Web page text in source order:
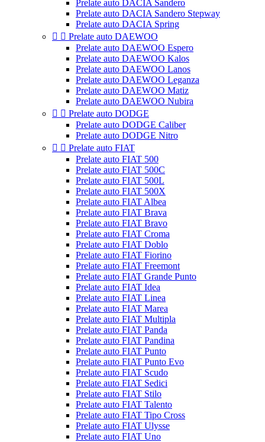
Prelate auto DACIA Sandero
Prelate auto DACIA Sandero Stepway
Prelate auto DACIA Spring
  Prelate auto DAEWOO
Prelate auto DAEWOO Espero
Prelate auto DAEWOO Kalos
Prelate auto DAEWOO Lanos
Prelate auto DAEWOO Leganza
Prelate auto DAEWOO Matiz
Prelate auto DAEWOO Nubira
  Prelate auto DODGE
Prelate auto DODGE Caliber
Prelate auto DODGE Nitro
  Prelate auto FIAT
Prelate auto FIAT 500
Prelate auto FIAT 500C
Prelate auto FIAT 500L
Prelate auto FIAT 500X
Prelate auto FIAT Albea
Prelate auto FIAT Brava
Prelate auto FIAT Bravo
Prelate auto FIAT Croma
Prelate auto FIAT Doblo
Prelate auto FIAT Fiorino
Prelate auto FIAT Freemont
Prelate auto FIAT Grande Punto
Prelate auto FIAT Idea
Prelate auto FIAT Linea
Prelate auto FIAT Marea
Prelate auto FIAT Multipla
Prelate auto FIAT Panda
Prelate auto FIAT Pandina
Prelate auto FIAT Punto
Prelate auto FIAT Punto Evo
Prelate auto FIAT Scudo
Prelate auto FIAT Sedici
Prelate auto FIAT Stilo
Prelate auto FIAT Talento
Prelate auto FIAT Tipo Cross
Prelate auto FIAT Ulysse
Prelate auto FIAT Uno